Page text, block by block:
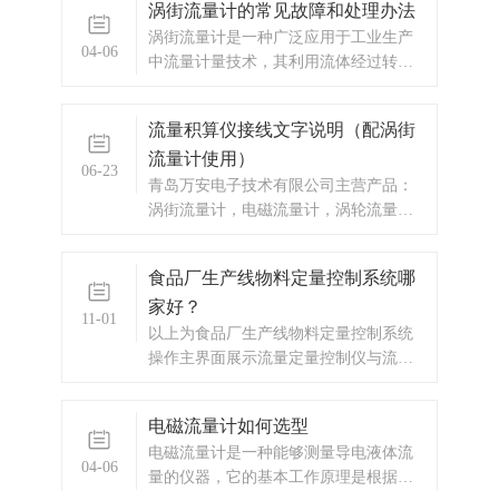
等，以及承接电气自动化项目。
04-06
涡街流量计的常见故障和处理办法
涡街流量计是一种广泛应用于工业生产
中流量计量技术，其利用流体经过转子
显示输出，具有精度高、响应快、安装
维护简便等优点。
06-23
流量积算仪接线文字说明（配涡街
流量计使用）
青岛万安电子技术有限公司主营产品：
涡街流量计，电磁流量计，涡轮流量
11-01
食品厂生产线物料定量控制系统哪
家好？
以上为食品厂生产线物料定量控制系统
操作主界面展示流量定量控制仪与流量
量定量控制系统。本流量定量控制仪按
输入信号分为频率脉冲输入型和流量变
送信号输入型两种供用户选择订购。本
04-06
电磁流量计如何选型
电磁流量计是一种能够测量导电液体流
量的仪器，它的基本工作原理是根据电